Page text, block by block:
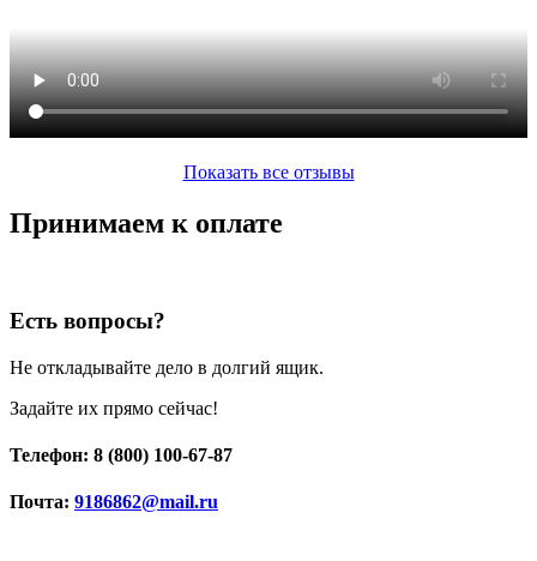
Показать все отзывы
Принимаем к оплате
Есть вопросы?
Не откладывайте дело в долгий ящик.
Задайте их прямо сейчас!
Телефон: 8 (800) 100-67-87
Почта: 9186862@mail.ru